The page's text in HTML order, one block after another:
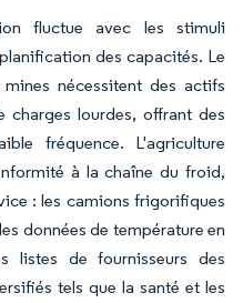
fluctue avec les stimuli
des capacités. Le
nécessitent des actifs
charges lourdes, offrant des
fréquence. L'agriculture
à la chaîne du froid,
: les camions frigorifiques
données de température en
listes de fournisseurs des
tels que la santé et les